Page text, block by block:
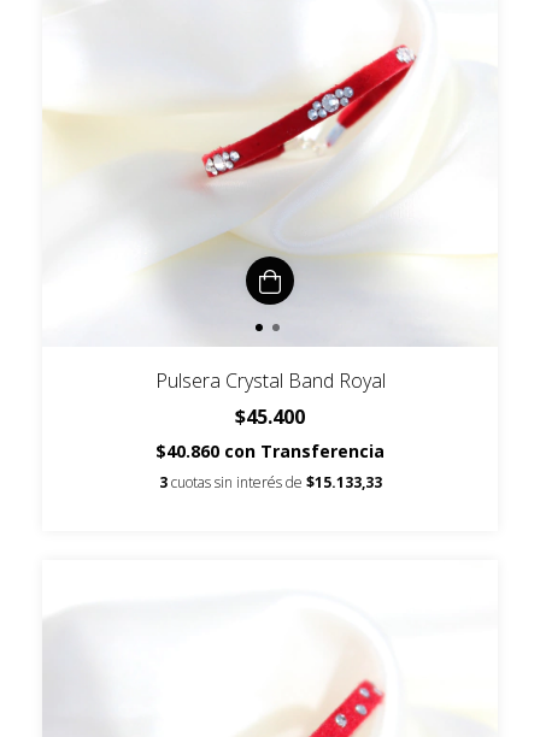
Pulsera Crystal Band Royal
$45.400
$40.860 con Transferencia
3 cuotas sin interés de $15.133,33